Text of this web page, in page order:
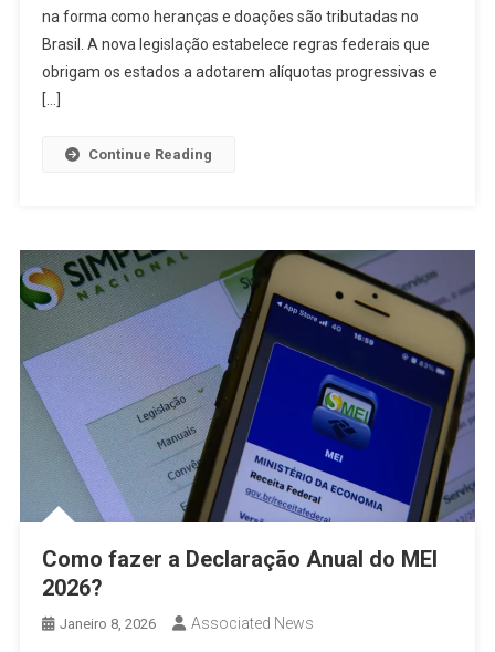
na forma como heranças e doações são tributadas no
Brasil. A nova legislação estabelece regras federais que
obrigam os estados a adotarem alíquotas progressivas e
[…]
Continue Reading
Como fazer a Declaração Anual do MEI
2026?
Janeiro 8, 2026 Associated News